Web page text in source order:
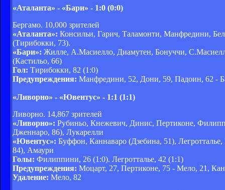
«Аталанта» - «Бари» - 1:0 (0:0)
Бергамо. 10,000 зрителей
«Аталанта»: Консильи, Гарич, Таламонти, Манфредини,
(Тирибокки, 73).
«Бари»: Жилле, А.Масиелло, Диамутен, Бонуччи,
(Кастильо, 66)
Гол: Тирибокки, 82 (1:0)
Предупреждения: Манфредини, 52, Дони, 59, Падоин, 62 -
«Ливорно» - «Ювентус» - 1:1 (1:1)
Ливорно. 14,867 зрителей
«Ливорно»: Рубиньо, Кнежевич, Динис, Пертиконе,
Дженнаро, 86), Лукарелли
«Ювентус»: Буффон, Каннаваро (Дзебина, 51),
84), Амаури
Голы: Филиппини, 26 (1:0). Легротталье, 42 (1:1)
Предупреждения: Моцарт, 27, Пертиконе, 75 - Мело, 21,
Удаление: Мело, 82